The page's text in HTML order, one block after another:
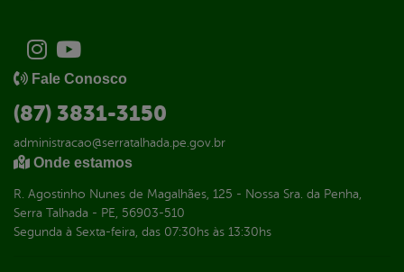
Fale Conosco
(87) 3831-3150
administracao@serratalhada.pe.gov.br
Onde estamos
R. Agostinho Nunes de Magalhães, 125 - Nossa Sra. da Penha,
Serra Talhada - PE, 56903-510
Segunda à Sexta-feira, das 07:30hs às 13:30hs